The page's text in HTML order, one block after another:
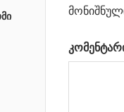
Post:
SETI
ანუ